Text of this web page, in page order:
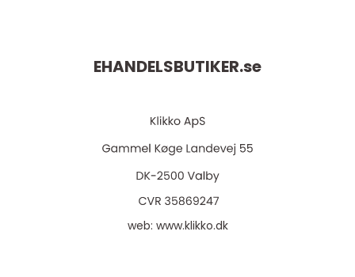
EHANDELSBUTIKER.se
web: www.klikko.dk